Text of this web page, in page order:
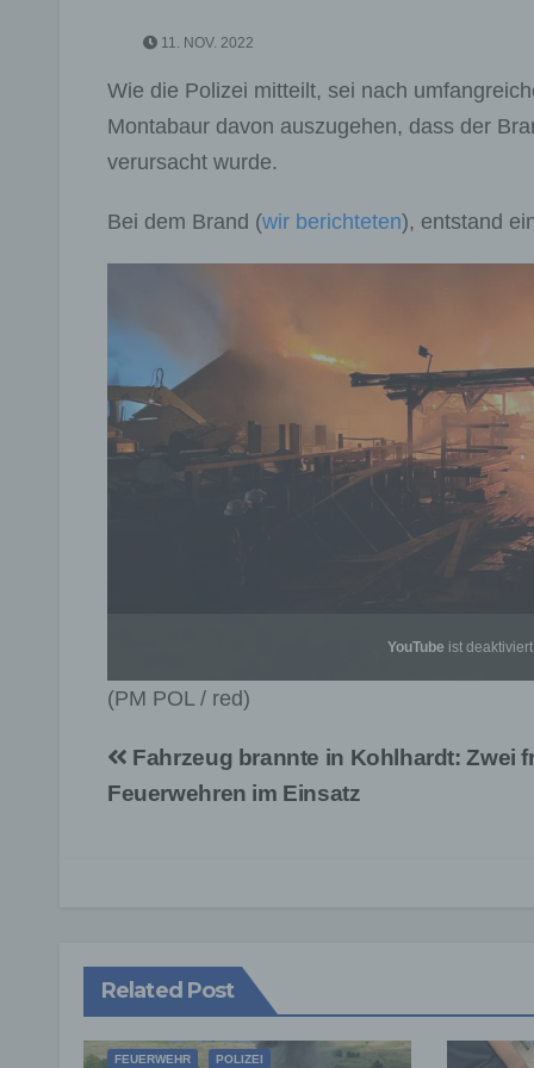
11. NOV. 2022
Wie die Polizei mitteilt, sei nach
Montabaur davon auszugehen, dass der
verursacht wurde.
Bei dem Brand (wir berichteten), entstand
YouTube ist deaktiviert.
(PM POL / red)
Beitragsnavigation
Fahrzeug brannte in Kohlhardt: Zwei
Feuerwehren im Einsatz
Related Post
FEUERWEHR POLIZEI